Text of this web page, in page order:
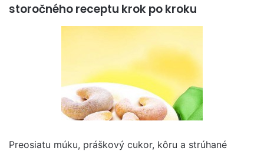
storočného receptu krok po kroku
Preosiatu múku, práškový cukor, kôru a strúhané